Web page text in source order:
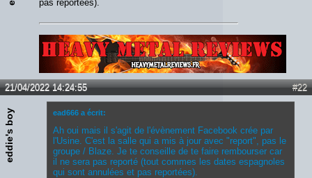
pas reportées).
Lien :http://heavymetalreviews.fr/
#22
21/04/2022 14:24:55
eddie's boy ead666 a écrit:
Ah oui mais il s'agit de l'évènement Facebook crée par
l'Usine. C'est la salle qui a mis à jour avec "report", pas le
groupe / Blaze. Je te conseille de te faire rembourser car
il ne sera pas reporté (tout commes les dates espagnoles
qui sont annulées et pas reportées).